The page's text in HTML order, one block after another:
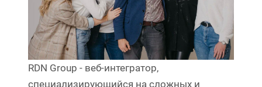
RDN Group - веб-интегратор,
специализирующийся на сложных и